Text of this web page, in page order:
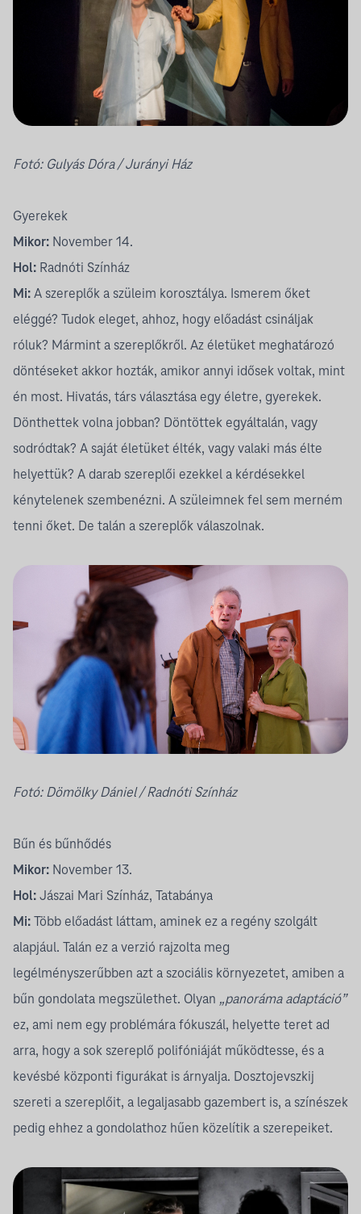
Fotó: Gulyás Dóra/ Jurányi Ház
Gyerekek
Mikor: November 14.
Hol: Radnóti Színház
Mi: A szereplők a szüleim korosztálya. Ismerem őket
eléggé? Tudok eleget, ahhoz, hogy előadást csináljak
róluk? Mármint a szereplőkről. Az életüket meghatározó
döntéseket akkor hozták, amikor annyi idősek voltak, mint
én most. Hivatás, társ választása egy életre, gyerekek.
Dönthettek volna jobban? Döntöttek egyáltalán, vagy
sodródtak? A saját életüket élték, vagy valaki más élte
helyettük? A darab szereplői ezekkel a kérdésekkel
kénytelenek szembenézni. A szüleimnek fel sem merném
tenni őket. De talán a szereplők válaszolnak.
Fotó: Dömölky Dániel/ Radnóti Színház
Bűn és bűnhődés
Mikor: November 13.
Hol: Jászai Mari Színház, Tatabánya
Mi: Több előadást láttam, aminek ez a regény szolgált
alapjául. Talán ez a verzió rajzolta meg
legélményszerűbben azt a szociális környezetet, amiben a
bűn gondolata megszülethet. Olyan „panoráma adaptáció”
ez, ami nem egy problémára fókuszál, helyette teret ad
arra, hogy a sok szereplő polifóniáját működtesse, és a
kevésbé központi figurákat is árnyalja. Dosztojevszkij
szereti a szereplőit, a legaljasabb gazembert is, a színészek
pedig ehhez a gondolathoz hűen közelítik a szerepeiket.